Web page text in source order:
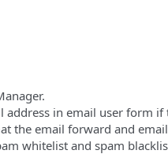
in email user form
the email forward and
whitelist and spam